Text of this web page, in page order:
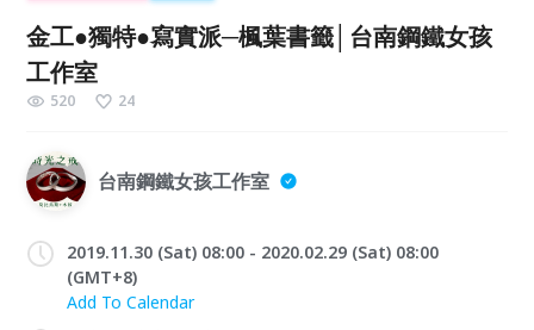
金工●獨特●寫實派─楓葉書籤│台南鋼鐵女孩
工作室
520 24
台南鋼鐵女孩工作室
2019.11.30 (Sat) 08:00 - 2020.02.29 (Sat) 08:00
(GMT+8)
Add To Calendar